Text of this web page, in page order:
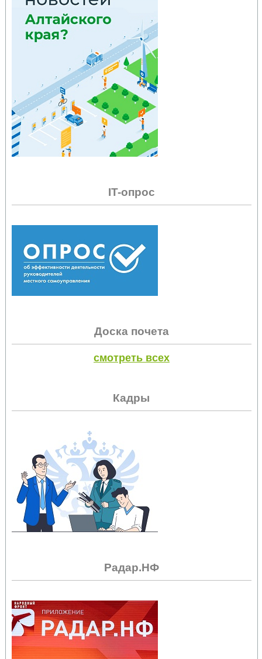
IT-опрос
Доска почета
смотреть всех
Кадры
Радар.НФ